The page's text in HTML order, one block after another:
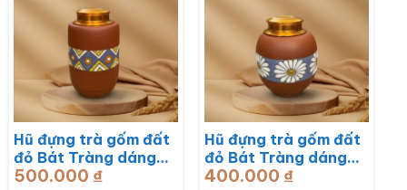
Hũ đựng trà gốm đất
đỏ Bát Tràng dáng
bầu hoạ tiết thổ cẩm
500.000 ₫
Hũ đựng trà gốm đất
đỏ Bát Tràng dáng
bầu hoạ tiết hoa cúc
400.000 ₫